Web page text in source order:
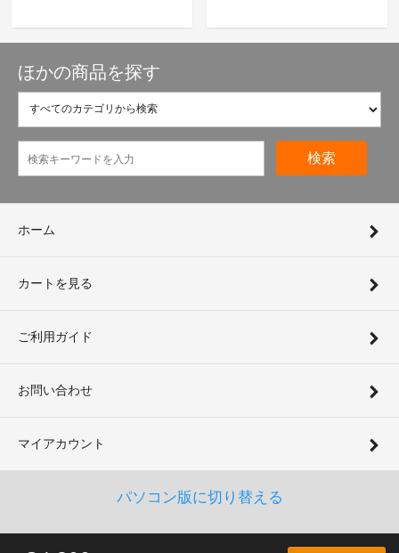
ほかの商品を探す
検索
ホーム
カートを見る
ご利用ガイド
お問い合わせ
マイアカウント
パソコン版に切り替える